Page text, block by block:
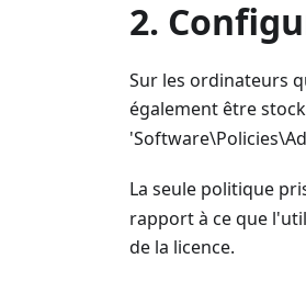
2.
Sur les ordinateurs
également être
La seule politique
rapport à ce que
de la licence.